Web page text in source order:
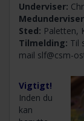
Underviser:
Medunderviser
Sted: Paletten,
Tilmelding: Til
mail slf@csm-
Vigtigt!
Inden du
kan